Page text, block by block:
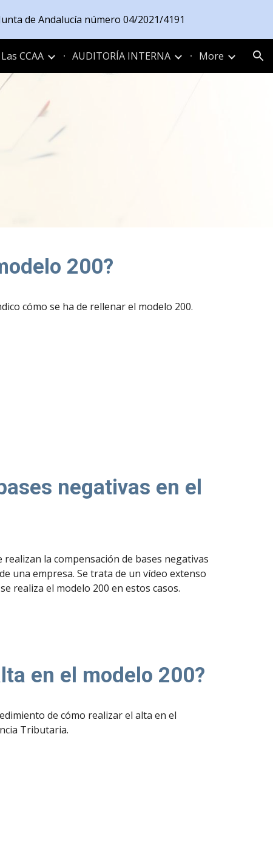
de Andalucía número 04/2021/4191
Las CCAA AUDITORÍA INTERNA More
200?
cómo se ha de rellenar el modelo 200.
negativas en el
la compensación de bases negativas
una empresa. Se trata de un vídeo extenso
realiza el modelo 200 en estos casos.
en el modelo 200?
de cómo realizar el alta en el
Tributaria.